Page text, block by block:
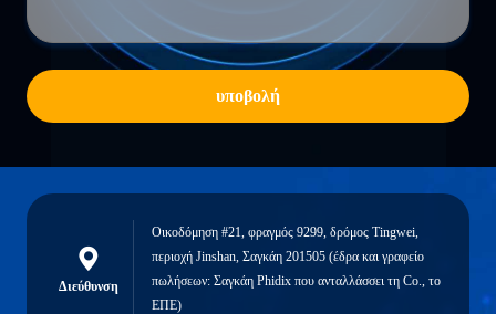
υποβολή
Διεύθυνση
Οικοδόμηση #21, φραγμός 9299, δρόμος Tingwei,
περιοχή Jinshan, Σαγκάη 201505 (έδρα και γραφείο
πωλήσεων: Σαγκάη Phidix που ανταλλάσσει τη Co., το
ΕΠΕ)